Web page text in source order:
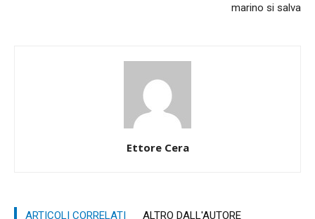
marino si salva
Ettore Cera
ARTICOLI CORRELATI ALTRO DALL'AUTORE